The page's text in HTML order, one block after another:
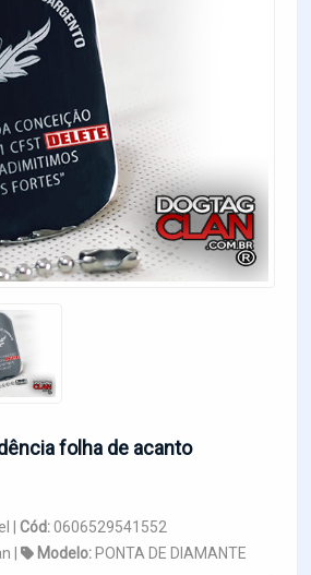
folha de acanto
| Cód:0606529541552
| Modelo: PONTA DE DIAMANTE